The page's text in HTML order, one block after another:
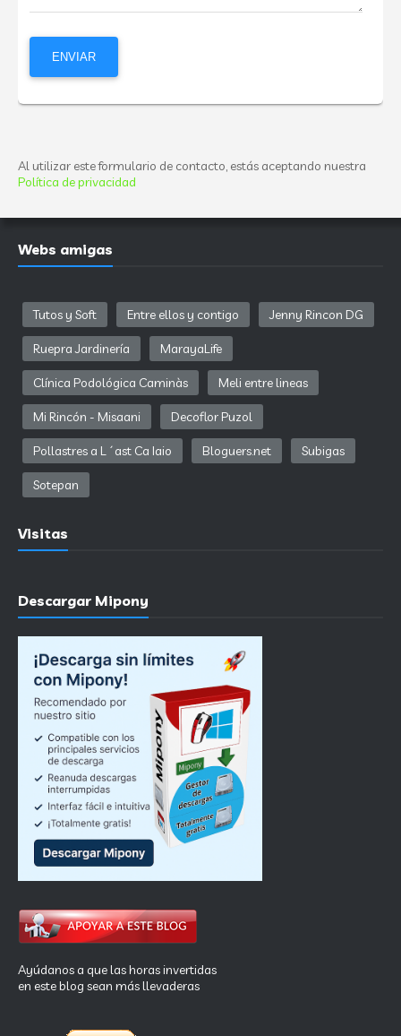
Al utilizar este formulario de contacto, estás aceptando nuestra
Política de privacidad
Webs amigas
Tutos y Soft Entre ellos y contigo Jenny Rincon DG
Ruepra Jardinería MarayaLife
Clínica Podológica Caminàs Meli entre lineas
Mi Rincón - Misaani Decoflor Puzol
Pollastres a L´ast Ca Iaio Bloguers.net Subigas
Sotepan
Visitas
Descargar Mipony
Ayúdanos a que las horas invertidas
en este blog sean más llevaderas